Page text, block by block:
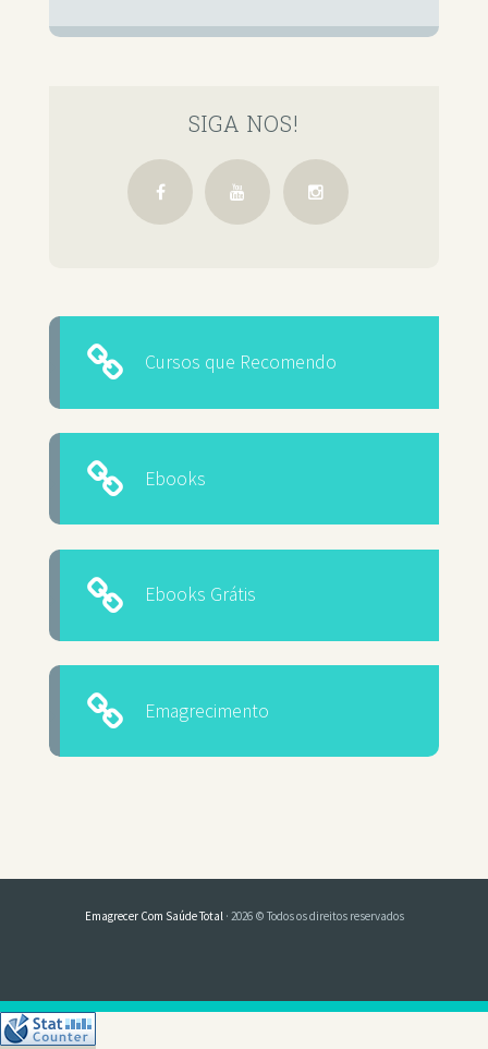
SIGA NOS!
Cursos que Recomendo
Ebooks
Ebooks Grátis
Emagrecimento
Emagrecer Com Saúde Total · 2026 © Todos os direitos reservados